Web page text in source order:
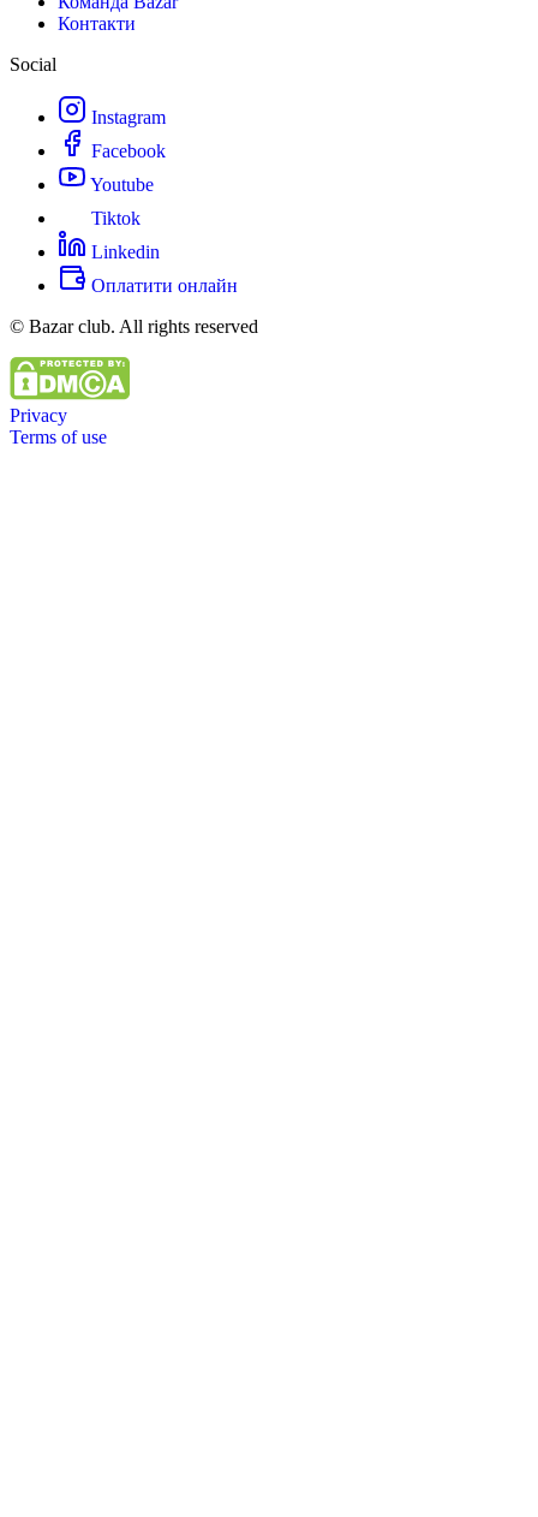
Контакти
Social
Instagram
Facebook
Youtube
Tiktok
Linkedin
Оплатити онлайн
© Bazar club. All rights reserved
Privacy
Terms of use